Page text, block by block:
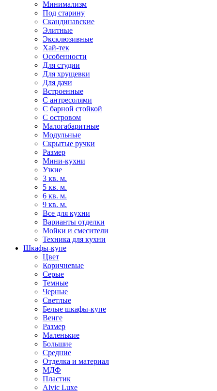
Минимализм
Под старину
Скандинавские
Элитные
Эксклюзивные
Хай-тек
Особенности
Для студии
Для хрущевки
Для дачи
Встроенные
С антресолями
С барной стойкой
С островом
Малогабаритные
Модульные
Скрытые ручки
Размер
Мини-кухни
Узкие
3 кв. м.
5 кв. м.
6 кв. м.
9 кв. м.
Все для кухни
Варианты отделки
Мойки и смесители
Техника для кухни
Шкафы-купе
Цвет
Коричневые
Серые
Темные
Черные
Светлые
Белые шкафы-купе
Венге
Размер
Маленькие
Большие
Средние
Отделка и материал
МДФ
Пластик
Alvic Luxe